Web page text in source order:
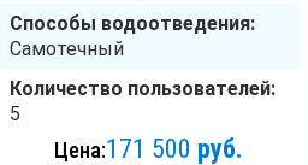
Способы водоотведения:
Самотечный
Количество пользователей:
5
Цена:171 500 руб.